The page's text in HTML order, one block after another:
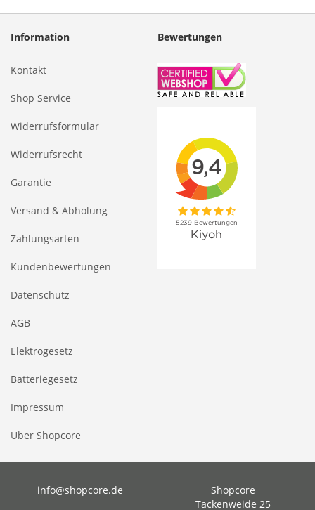
Information
Kontakt
Shop Service
Widerrufsformular
Widerrufsrecht
Garantie
Versand & Abholung
Zahlungsarten
Kundenbewertungen
Datenschutz
AGB
Elektrogesetz
Batteriegesetz
Impressum
Über Shopcore
Bewertungen
info@shopcore.de
Shopcore
Tackenweide 25